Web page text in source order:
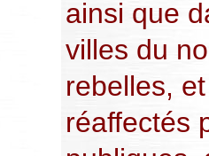
ainsi que
villes du
rebelles,
réaffectés